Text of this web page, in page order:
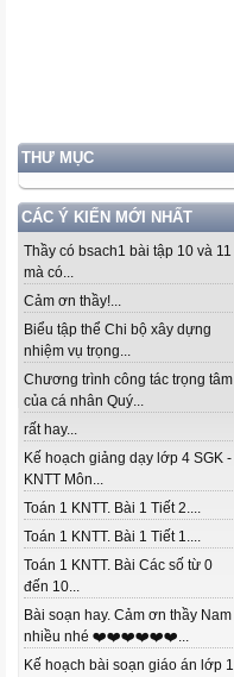
THƯ MỤC
CÁC Ý KIẾN MỚI NHẤT
Thầy có bsach1 bài tập 10 và 11
mà có...
Cảm ơn thầy!...
Biểu tập thể Chi bộ xây dựng
nhiệm vụ trọng...
Chương trình công tác trọng tâm
của cá nhân Quý...
rất hay...
Kế hoạch giảng dạy lớp 4 SGK -
KNTT Môn...
Toán 1 KNTT. Bài 1 Tiết 2....
Toán 1 KNTT. Bài 1 Tiết 1....
Toán 1 KNTT. Bài Các số từ 0
đến 10...
Bài soạn hay. Cảm ơn thầy Nam
nhiều nhé ❤️❤️❤️❤️❤️❤️...
Kế hoạch bài soạn giáo án lớp 1